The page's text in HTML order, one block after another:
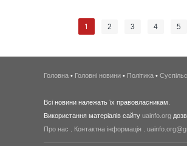
1 2 3 4 5
Головна • Головні новини • Політика •
Всі новини належать їх правовласникам.
Використання матеріалів сайту uainfo.org
Про нас
Контактна інформація